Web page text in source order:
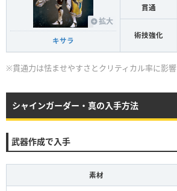
拡大
キサラ
貫通
術技強化
※貫通力は怯ませやすさとクリティカル率に影響
シャインガーダー・真の入手方法
武器作成で入手
素材